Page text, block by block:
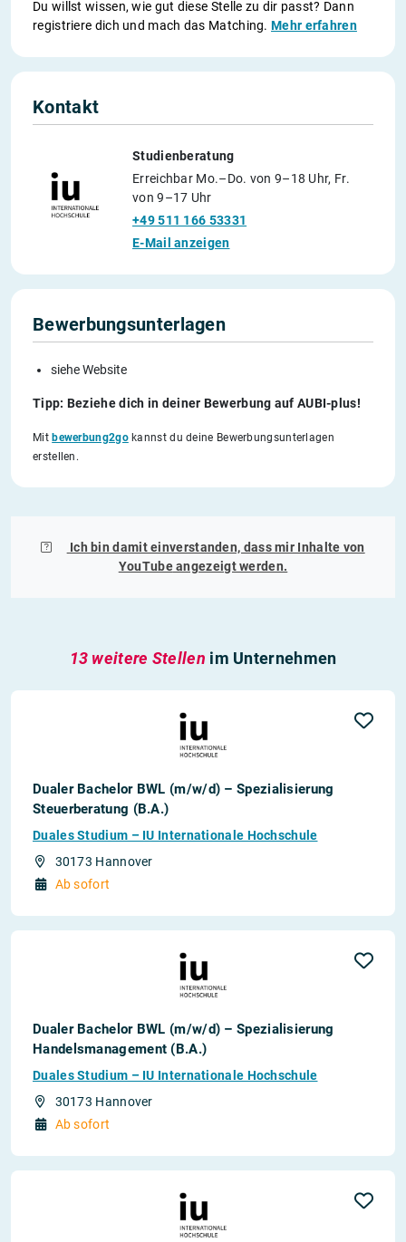
Du willst wissen, wie gut diese Stelle zu dir passt? Dann
registriere dich und mach das Matching.Mehr erfahren
Kontakt
Studienberatung
Erreichbar Mo.–Do. von 9–18 Uhr, Fr.
von 9–17 Uhr
+49 511 166 53331
E-Mail anzeigen
Bewerbungsunterlagen
siehe Website
Tipp: Beziehe dich in deiner Bewerbung auf AUBI-plus!
Mitbewerbung2gokannst du deine Bewerbungsunterlagen
erstellen.
Ich bin damit einverstanden, dass mir Inhalte von
YouTubeangezeigt werden.
13 weitere Stellen im Unternehmen
Dualer Bachelor BWL (m/w/d) – Spezialisierung
Steuerberatung (B.A.)
Duales Studium – IU Internationale Hochschule
30173 Hannover
Ab sofort
Dualer Bachelor BWL (m/w/d) – Spezialisierung
Handelsmanagement (B.A.)
Duales Studium – IU Internationale Hochschule
30173 Hannover
Ab sofort